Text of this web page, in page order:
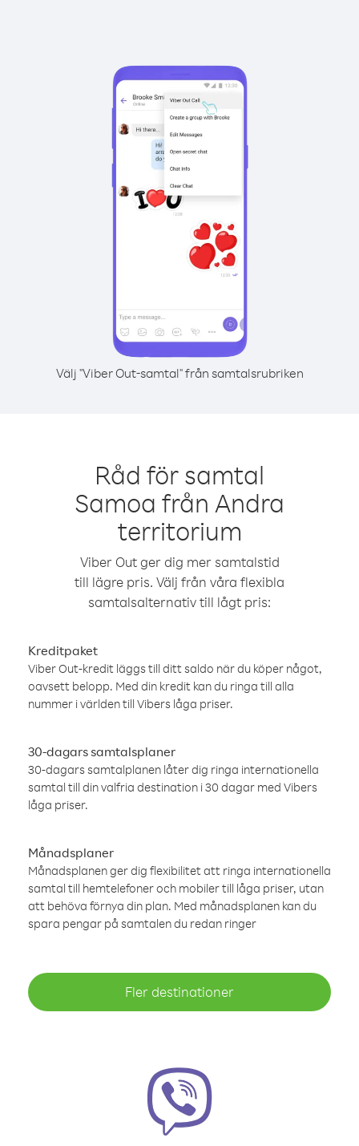
Välj "Viber Out-samtal" från samtalsrubriken
Råd för samtal
Samoa från Andra
territorium
Viber Out ger dig mer samtalstid
till lägre pris. Välj från våra flexibla
samtalsalternativ till lågt pris:
Kreditpaket
Viber Out-kredit läggs till ditt saldo när du köper något,
oavsett belopp. Med din kredit kan du ringa till alla
nummer i världen till Vibers låga priser.
30-dagars samtalsplaner
30-dagars samtalplanen låter dig ringa internationella
samtal till din valfria destination i 30 dagar med Vibers
låga priser.
Månadsplaner
Månadsplanen ger dig flexibilitet att ringa internationella
samtal till hemtelefoner och mobiler till låga priser, utan
att behöva förnya din plan. Med månadsplanen kan du
spara pengar på samtalen du redan ringer
Fler destinationer